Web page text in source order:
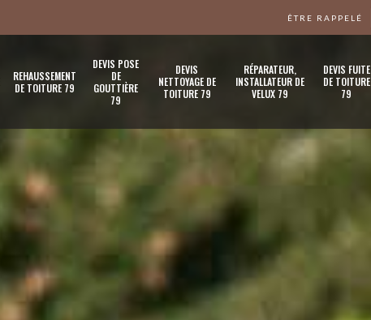
ÊTRE RAPPELÉ
REHAUSSEMENT
DE TOITURE 79
DEVIS POSE
DE
GOUTTIÈRE
79
DEVIS
NETTOYAGE DE
TOITURE 79
RÉPARATEUR,
INSTALLATEUR DE
VELUX 79
DEVIS FUITE
DE TOITURE
79